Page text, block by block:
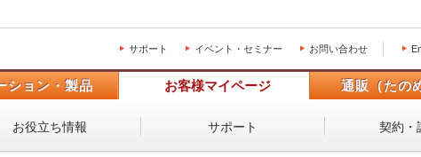
サポート イベント・セミナー お問い合わせ
ション・製品 お客様マイページ 通販（たの
お役立ち情報 サポート 契約・